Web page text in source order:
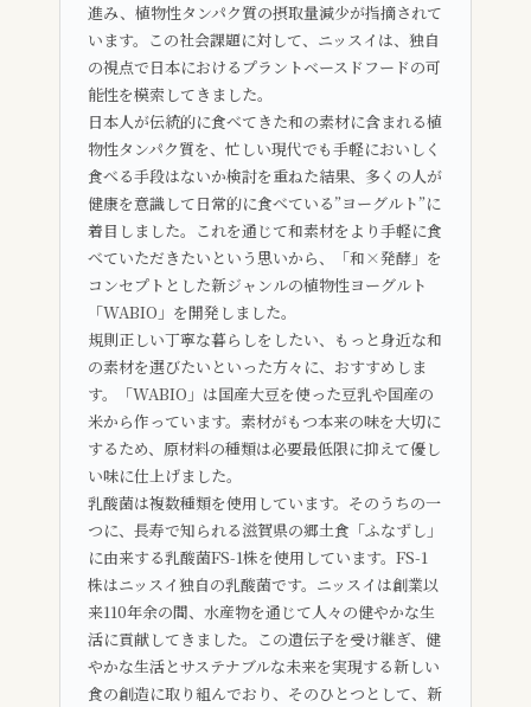
進み、植物性タンパク質の摂取量減少が指摘されて
います。この社会課題に対して、ニッスイは、独自
の視点で日本におけるプラントベースドフードの可
能性を模索してきました。
日本人が伝統的に食べてきた和の素材に含まれる植
物性タンパク質を、忙しい現代でも手軽においしく
食べる手段はないか検討を重ねた結果、多くの人が
健康を意識して日常的に食べている”ヨーグルト”に
着目しました。これを通じて和素材をより手軽に食
べていただきたいという思いから、「和×発酵」を
コンセプトとした新ジャンルの植物性ヨーグルト
「WABIO」を開発しました。
規則正しい丁寧な暮らしをしたい、もっと身近な和
の素材を選びたいといった方々に、おすすめしま
す。「WABIO」は国産大豆を使った豆乳や国産の
米から作っています。素材がもつ本来の味を大切に
するため、原材料の種類は必要最低限に抑えて優し
い味に仕上げました。
乳酸菌は複数種類を使用しています。そのうちの一
つに、長寿で知られる滋賀県の郷土食「ふなずし」
に由来する乳酸菌FS-1株を使用しています。FS-1
株はニッスイ独自の乳酸菌です。ニッスイは創業以
来110年余の間、水産物を通じて人々の健やかな生
活に貢献してきました。この遺伝子を受け継ぎ、健
やかな生活とサステナブルな未来を実現する新しい
食の創造に取り組んでおり、そのひとつとして、新